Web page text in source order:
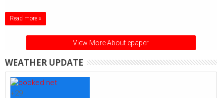
Read more »
View More About epaper
WEATHER UPDATE
+29